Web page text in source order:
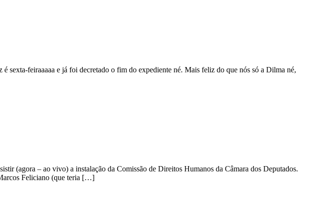
sexta-feiraaaaa e já foi decretado o fim do expediente né. Mais feliz do que nós só a Dilma né,
(agora – ao vivo) a instalação da Comissão de Direitos Humanos da Câmara dos Deputados.
Feliciano (que teria […]